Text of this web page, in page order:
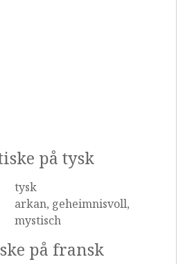
på tysk
tysk
arkan, geheimnisvoll,
mystisch
på fransk